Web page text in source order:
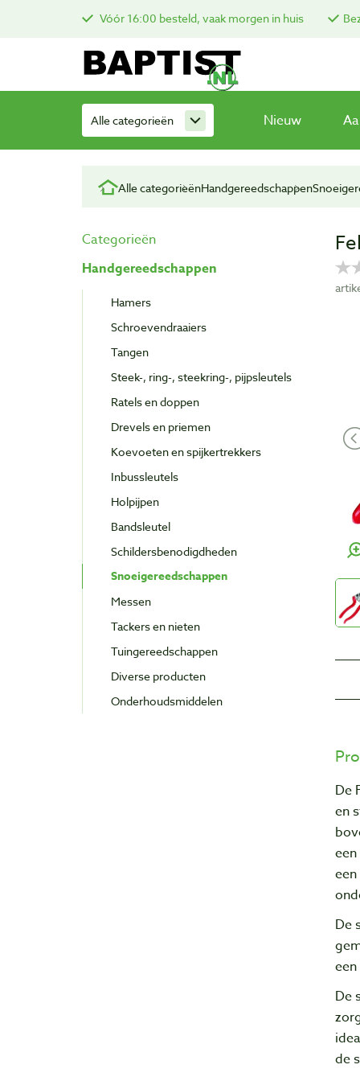
Vóór 16:00 besteld, vaak morgen in huis
Alle categorieën Nieuw
Alle categorieënHandgereedschappen
Categorieën
Handgereedschappen
Hamers
Schroevendraaiers
Tangen
Steek-, ring-, steekring-, pijpsleutels
Ratels en doppen
Drevels en priemen
Koevoeten en spijkertrekkers
Inbussleutels
Holpijpen
Bandsleutel
Schildersbenodigdheden
Snoeigereedschappen
Messen
Tackers en nieten
Tuingereedschappen
Diverse producten
Onderhoudsmiddelen
De
en
De
De
de